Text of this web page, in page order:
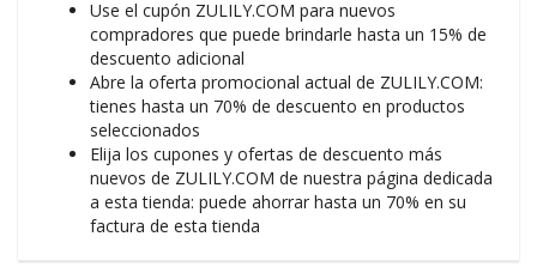
Use el cupón ZULILY.COM para nuevos
compradores que puede brindarle hasta un 15% de
descuento adicional
Abre la oferta promocional actual de ZULILY.COM:
tienes hasta un 70% de descuento en productos
seleccionados
Elija los cupones y ofertas de descuento más
nuevos de ZULILY.COM de nuestra página dedicada
a esta tienda: puede ahorrar hasta un 70% en su
factura de esta tienda